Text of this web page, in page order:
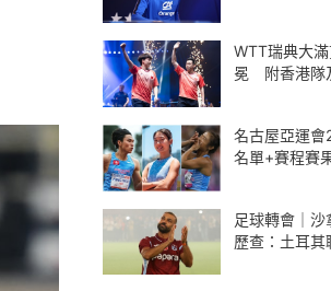
WTT瑞典大
冕 附香港隊
名古屋亞運會
名單+賽程賽
足球轉會｜
歷查：土耳其